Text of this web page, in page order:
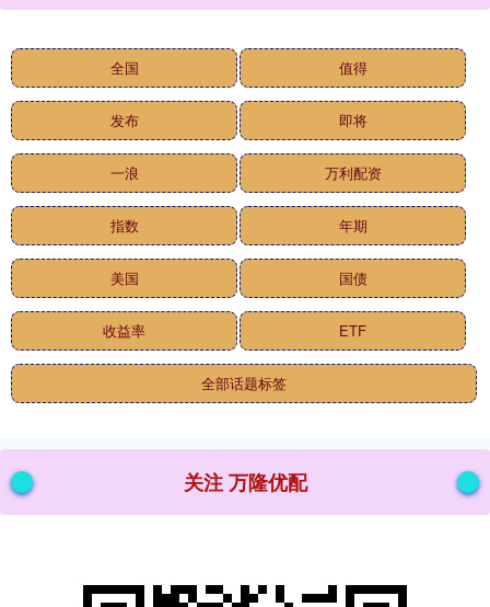
全国 值得
发布 即将
一浪 万利配资
指数 年期
美国 国债
收益率 ETF
全部话题标签
关注 万隆优配